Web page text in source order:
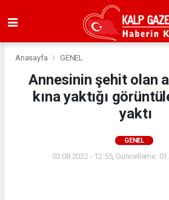
Anasayfa GENEL
Annesinin şehit olan
kına yaktığı
yaktı
GENEL
02.08.2022 - 12:55, Güncelleme: